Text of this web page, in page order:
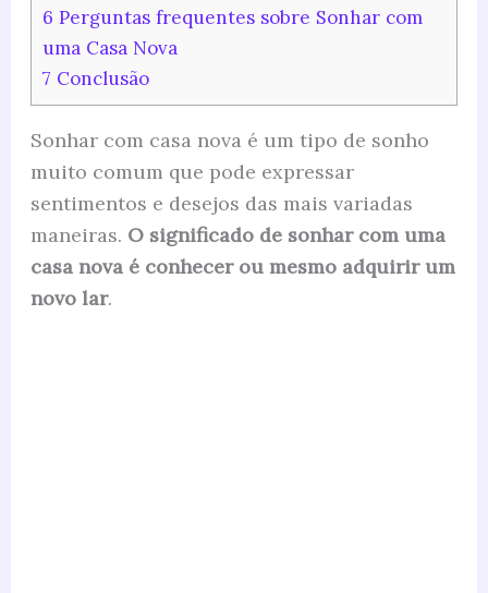
6 Perguntas frequentes sobre Sonhar com
uma Casa Nova
7 Conclusão
Sonhar com casa nova é um tipo de sonho
muito comum que pode expressar
sentimentos e desejos das mais variadas
maneiras. O significado de sonhar com uma
casa nova é conhecer ou mesmo adquirir um
novo lar.